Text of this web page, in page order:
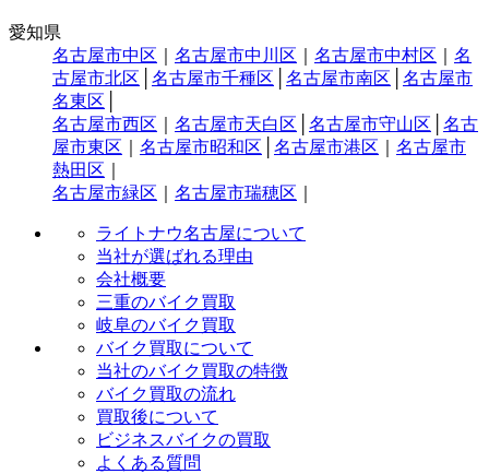
愛知県
名古屋市中区
名古屋市中川区 名古屋市中村区
名
古屋市北区
名古屋市千種区 名古屋市南区
名古屋市
名東区
名古屋市西区
名古屋市天白区 名古屋市守山区
名古
屋市東区
名古屋市昭和区 名古屋市港区
名古屋市
熱田区
名古屋市緑区
名古屋市瑞穂区
ライトナウ名古屋について
当社が選ばれる理由
会社概要
三重のバイク買取
岐阜のバイク買取
バイク買取について
当社のバイク買取の特徴
バイク買取の流れ
買取後について
ビジネスバイクの買取
よくある質問